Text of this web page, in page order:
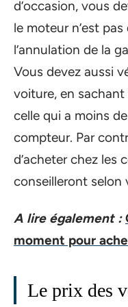
d’occasion, vous
le moteur n’est
l’annulation de la
Vous devez aussi
voiture, en sachant
celle qui a moins
compteur. Par
d’acheter chez les
conseilleront selon
A lire également :
moment pour
Le prix des